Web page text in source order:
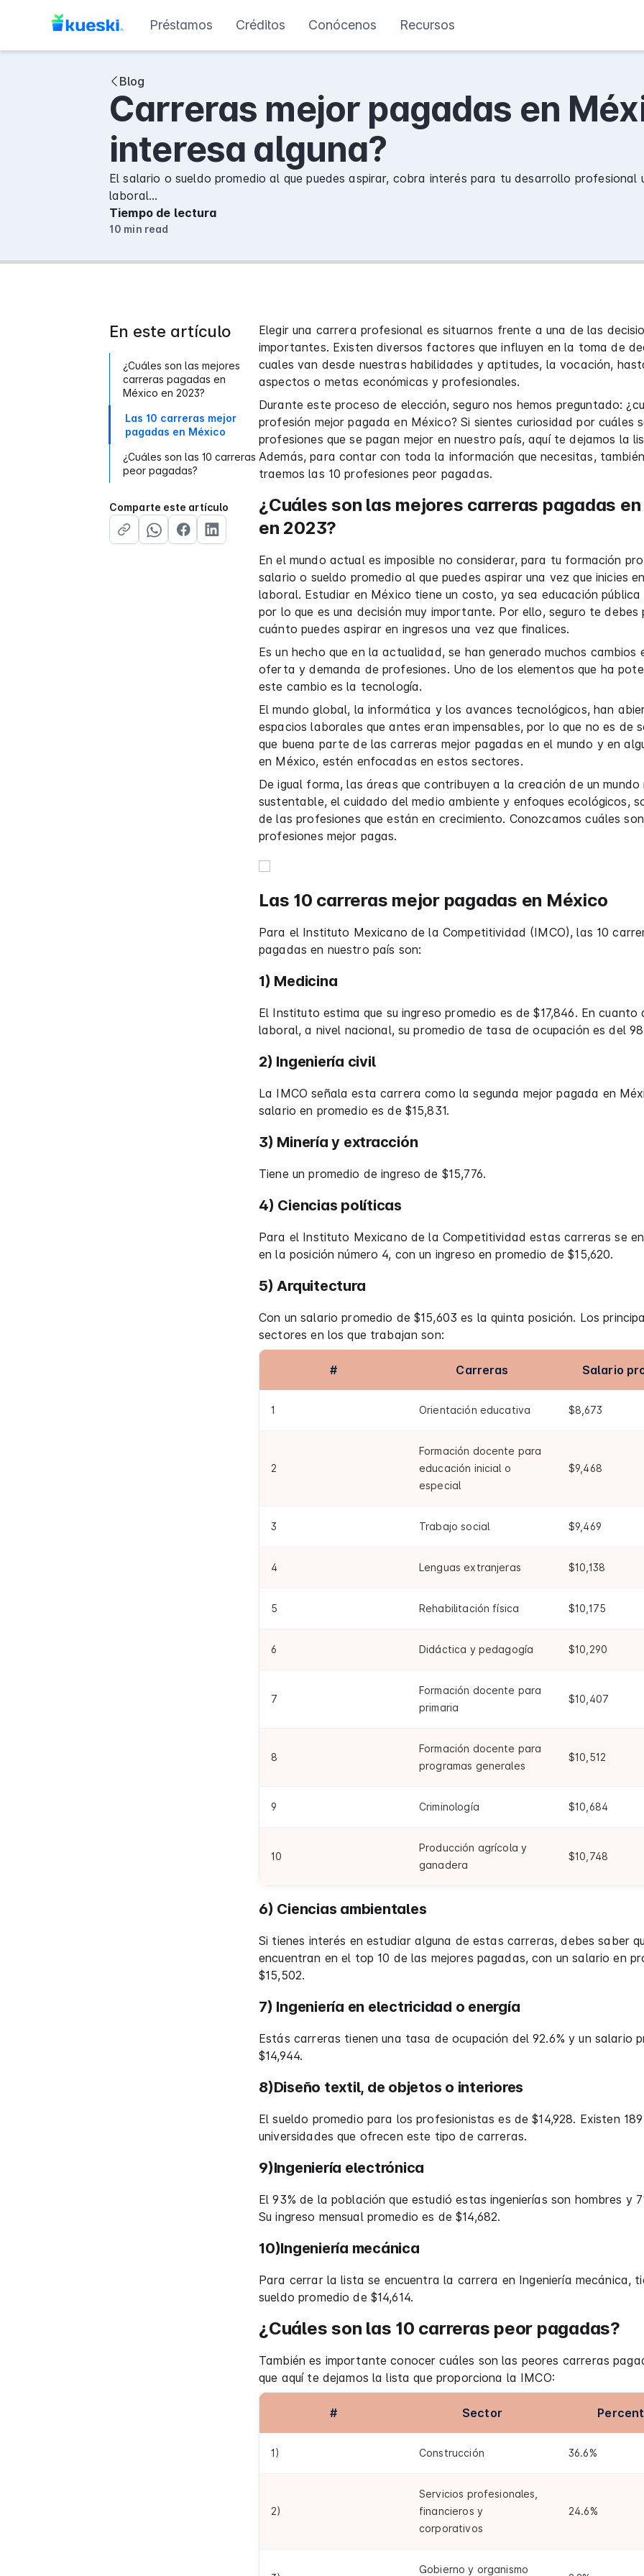
Préstamos Créditos Conócenos Recursos
Blog
Carreras mejor pagadas en
interesa alguna?
El salario o sueldo promedio al que puedes aspirar, cobra interés para tu desarrollo profesional
laboral…
Tiempo de lectura
10 min read
En este artículo
¿Cuáles son las mejores
carreras pagadas en
México en 2023?
Las 10 carreras mejor
pagadas en México
¿Cuáles son las 10 carreras
peor pagadas?
Comparte este artículo
Elegir una carrera profesional es situarnos frente a una de las
importantes. Existen diversos factores que influyen en la toma de
cuales van desde nuestras habilidades y aptitudes, la vocación,
aspectos o metas económicas y profesionales.
Durante este proceso de elección, seguro nos hemos preguntado:
profesión mejor pagada en México? Si sientes curiosidad por cuáles
profesiones que se pagan mejor en nuestro país, aquí te dejamos la
Además, para contar con toda la información que necesitas,
traemos las 10 profesiones peor pagadas.
¿Cuáles son las mejores carreras pagadas
en 2023?
En el mundo actual es imposible no considerar, para tu formación
salario o sueldo promedio al que puedes aspirar una vez que inicies
laboral. Estudiar en México tiene un costo, ya sea educación
por lo que es una decisión muy importante. Por ello, seguro te debes
cuánto puedes aspirar en ingresos una vez que finalices.
Es un hecho que en la actualidad, se han generado muchos cambios
oferta y demanda de profesiones. Uno de los elementos que ha
este cambio es la tecnología.
El mundo global, la informática y los avances tecnológicos, han
espacios laborales que antes eran impensables, por lo que no es de
que buena parte de las carreras mejor pagadas en el mundo y en
en México, estén enfocadas en estos sectores.
De igual forma, las áreas que contribuyen a la creación de un mundo
sustentable, el cuidado del medio ambiente y enfoques ecológicos,
de las profesiones que están en crecimiento. Conozcamos cuáles
profesiones mejor pagas.
Las 10 carreras mejor pagadas en México
Para el Instituto Mexicano de la Competitividad (IMCO), las 10
pagadas en nuestro país son:
1) Medicina
El Instituto estima que su ingreso promedio es de $17,846. En cuanto
laboral, a nivel nacional, su promedio de tasa de ocupación es del
2) Ingeniería civil
La IMCO señala esta carrera como la segunda mejor pagada en
salario en promedio es de $15,831.
3) Minería y extracción
Tiene un promedio de ingreso de $15,776.
4) Ciencias políticas
Para el Instituto Mexicano de la Competitividad estas carreras se
en la posición número 4, con un ingreso en promedio de $15,620.
5) Arquitectura
Con un salario promedio de $15,603 es la quinta posición. Los
sectores en los que trabajan son:
# Carreras Salario
1 Orientación educativa $8,673
2
Formación docente para
educación inicial o
especial
$9,468
3 Trabajo social $9,469
4 Lenguas extranjeras $10,138
5 Rehabilitación física $10,175
6 Didáctica y pedagogía $10,290
7
Formación docente para
primaria
$10,407
8
Formación docente para
programas generales
$10,512
9 Criminología $10,684
10
Producción agrícola y
ganadera
$10,748
6) Ciencias ambientales
Si tienes interés en estudiar alguna de estas carreras, debes saber
encuentran en el top 10 de las mejores pagadas, con un salario en
$15,502.
7) Ingeniería en electricidad o energía
Estás carreras tienen una tasa de ocupación del 92.6% y un salario
$14,944.
8)Diseño textil, de objetos o interiores
El sueldo promedio para los profesionistas es de $14,928. Existen 189
universidades que ofrecen este tipo de carreras.
9)Ingeniería electrónica
El 93% de la población que estudió estas ingenierías son hombres y
Su ingreso mensual promedio es de $14,682.
10)Ingeniería mecánica
Para cerrar la lista se encuentra la carrera en Ingeniería mecánica,
sueldo promedio de $14,614.
¿Cuáles son las 10 carreras peor pagadas?
También es importante conocer cuáles son las peores carreras
que aquí te dejamos la lista que proporciona la IMCO:
# Sector
1) Construcción 36.6%
2)
Servicios profesionales,
financieros y
corporativos
24.6%
Gobierno y organismo